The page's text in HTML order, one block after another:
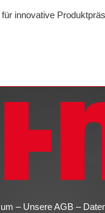
innovative
– Unsere AGB –